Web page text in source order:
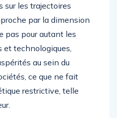
sur les trajectoires
par la dimension
pas pour autant les
et technologiques,
au sein du
ce que ne fait
restrictive, telle